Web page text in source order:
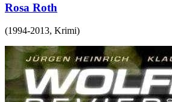
Rosa Roth
(1994-2013, Krimi)